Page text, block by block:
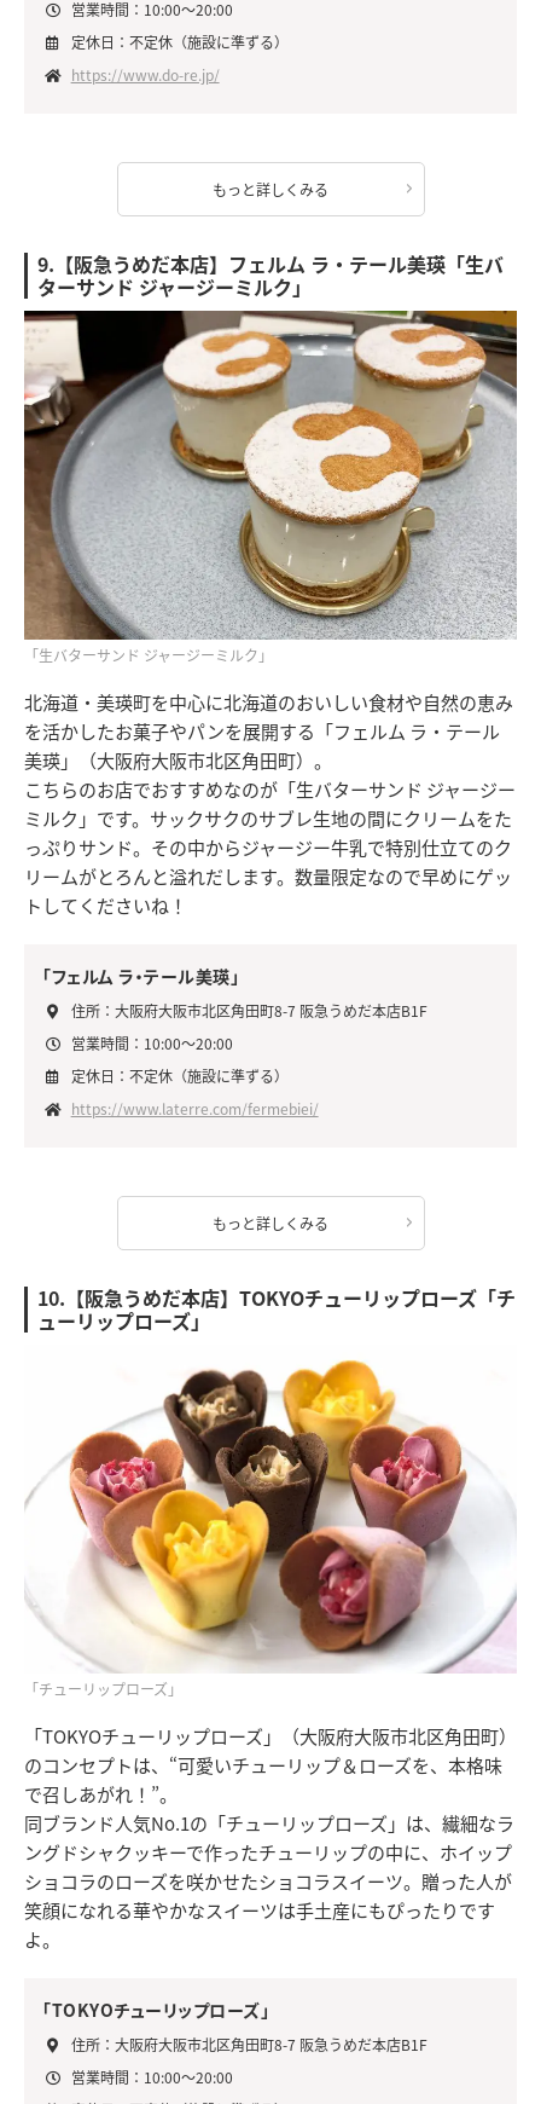
営業時間：10:00～20:00
定休日：不定休（施設に準ずる）
https://www.do-re.jp/
もっと詳しくみる
9.【阪急うめだ本店】フェルム ラ・テール美瑛「生バ
ターサンド ジャージーミルク」
「生バターサンド ジャージーミルク」
北海道・美瑛町を中心に北海道のおいしい食材や自然の恵み
を活かしたお菓子やパンを展開する「フェルム ラ・テール
美瑛」（大阪府大阪市北区角田町）。
こちらのお店でおすすめなのが「生バターサンド ジャージー
ミルク」です。サックサクのサブレ生地の間にクリームをた
っぷりサンド。その中からジャージー牛乳で特別仕立てのク
リームがとろんと溢れだします。数量限定なので早めにゲッ
トしてくださいね！
「フェルム ラ・テール美瑛」
住所：大阪府大阪市北区角田町8-7 阪急うめだ本店B1F
営業時間：10:00～20:00
定休日：不定休（施設に準ずる）
https://www.laterre.com/fermebiei/
もっと詳しくみる
10.【阪急うめだ本店】TOKYOチューリップローズ「チ
ューリップローズ」
「チューリップローズ」
「TOKYOチューリップローズ」（大阪府大阪市北区角田町）
のコンセプトは、“可愛いチューリップ＆ローズを、本格味
で召しあがれ！”。
同ブランド人気No.1の「チューリップローズ」は、繊細なラ
ングドシャクッキーで作ったチューリップの中に、ホイップ
ショコラのローズを咲かせたショコラスイーツ。贈った人が
笑顔になれる華やかなスイーツは手土産にもぴったりです
よ。
「TOKYOチューリップローズ」
住所：大阪府大阪市北区角田町8-7 阪急うめだ本店B1F
営業時間：10:00～20:00